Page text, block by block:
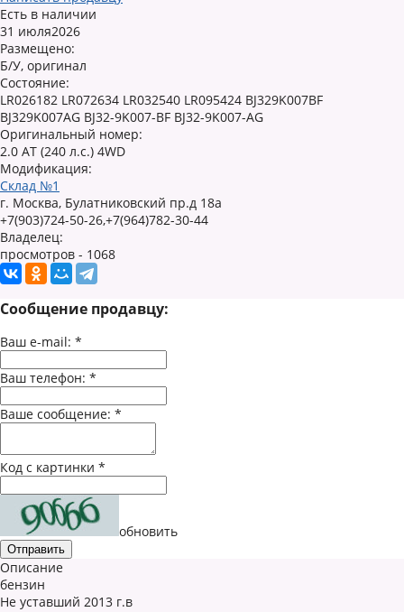
Есть в наличии
31 июля2026
Размещено:
Б/У, оригинал
Состояние:
LR026182 LR072634 LR032540 LR095424 BJ329K007BF
BJ329K007AG BJ32-9K007-BF BJ32-9K007-AG
Оригинальный номер:
2.0 AT (240 л.с.) 4WD
Модификация:
Склад №1
г. Москва, Булатниковский пр.д 18а
+7(903)724-50-26,+7(964)782-30-44
Владелец:
просмотров - 1068
Сообщение продавцу:
Ваш e-mail: *
Ваш телефон: *
Ваше сообщение: *
Код с картинки *
обновить
Описание
бензин
Не уставший 2013 г.в